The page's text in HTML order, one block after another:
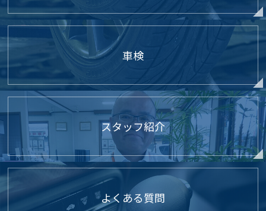
車検
スタッフ紹介
よくある質問